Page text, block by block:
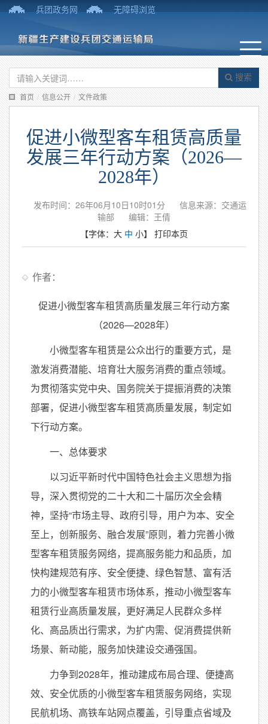
兵团政务网 无障碍浏览
搜索
首页 / 信息公开 / 文件政策
促进小微型客车租赁高质量
发展三年行动方案（2026—
2028年）
发布时间：26年06月10日10时01分
信息来源：交通运
输部
编辑：王倩
【字体： 大 中 小】 打印本页
作者：
促进小微型客车租赁高质量发展三年行动方案
（2026—2028年）
小微型客车租赁是公众出行的重要方式，是
激发消费潜能、培育壮大服务消费的重点领域。
为贯彻落实党中央、国务院关于提振消费的决策
部署，促进小微型客车租赁高质量发展，制定如
下行动方案。
一、总体要求
以习近平新时代中国特色社会主义思想为指
导，深入贯彻党的二十大和二十届历次全会精
神，坚持“市场主导、政府引导，用户为本、安全
至上，创新服务、融合发展”原则，着力完善小微
型客车租赁服务网络，提高服务能力和品质，加
快构建规范有序、安全便捷、绿色智慧、富有活
力的小微型客车租赁市场体系，推动小微型客车
租赁行业高质量发展，更好满足人民群众多样
化、高品质出行需求，为扩内需、促消费提供新
场景、新动能，服务加快建设交通强国。
力争到2028年，推动建成布局合理、便捷高
效、安全优质的小微型客车租赁服务网络，实现
民航机场、高铁车站网点覆盖，引导重点省域及